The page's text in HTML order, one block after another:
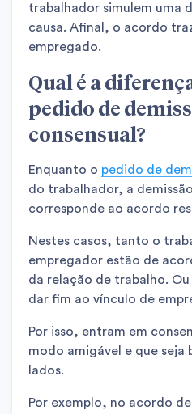
trabalhador simulem uma
causa. Afinal, o acordo
empregado.
Qual é a
pedido de
consensual?
Enquanto o pedido de
do trabalhador, a
corresponde ao acordo
Nestes casos, tanto o
empregador estão de
da relação de trabalho.
dar fim ao vínculo de
Por isso, entram em
modo amigável e que seja
lados.
Por exemplo, no acordo